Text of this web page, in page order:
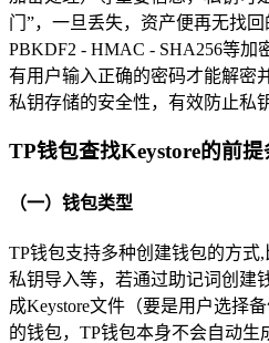
门”，一旦丢失，资产便再无找
PBKDF2 - HMAC - SHA256等加
有用户输入正确的密码才能解密
私钥存储的安全性，有效防止私
TP钱包查找Keystore的前提
（一）钱包类型
TP钱包支持多种创建钱包的方式
私钥导入等，若通过助记词创建
成Keystore文件（要是用户选择
的钱包，TP钱包本身不会自动生